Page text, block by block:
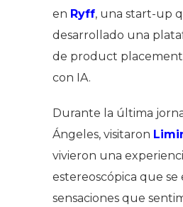
en Ryff, una start-up
desarrollado una
de product
con IA.
Durante la última
Ángeles, visitaron
vivieron una
estereoscópica que se
sensaciones que